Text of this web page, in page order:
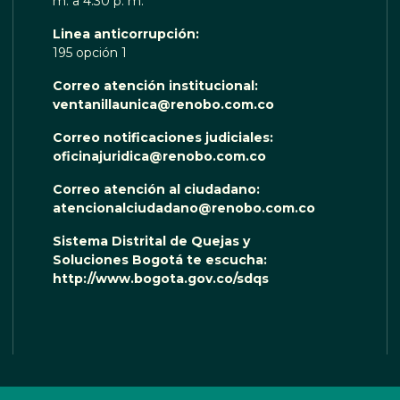
Linea anticorrupción:
195 opción 1
Correo atención institucional:
ventanillaunica@renobo.com.co
Correo notificaciones judiciales:
oficinajuridica@renobo.com.co
Correo atención al ciudadano:
atencionalciudadano@renobo.com.co
Sistema Distrital de Quejas y
Soluciones Bogotá te escucha:
http://www.bogota.gov.co/sdqs